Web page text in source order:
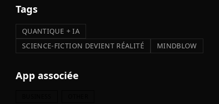
Tags
QUANTIQUE + IA
SCIENCE-FICTION DEVIENT RÉALITÉ
MINDBLOW
App associée